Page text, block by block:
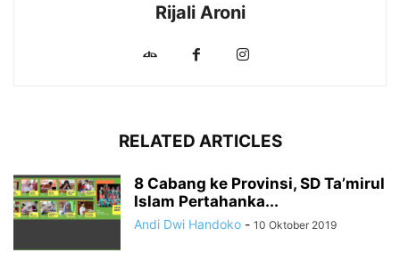
Rijali Aroni
RELATED ARTICLES
8 Cabang ke Provinsi, SD Ta’mirul
Islam Pertahanka...
Andi Dwi Handoko - 10 Oktober 2019